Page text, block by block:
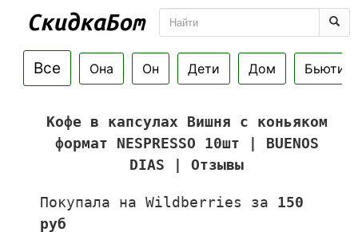
Все Она Он Дети Дом Бьюти
Кофе в капсулах Вишня с коньякoм
фoрмaт NESPRESSO 10шт | BUENOS
DIAS | Отзывы
Покупала на Wildberries за 150
руб